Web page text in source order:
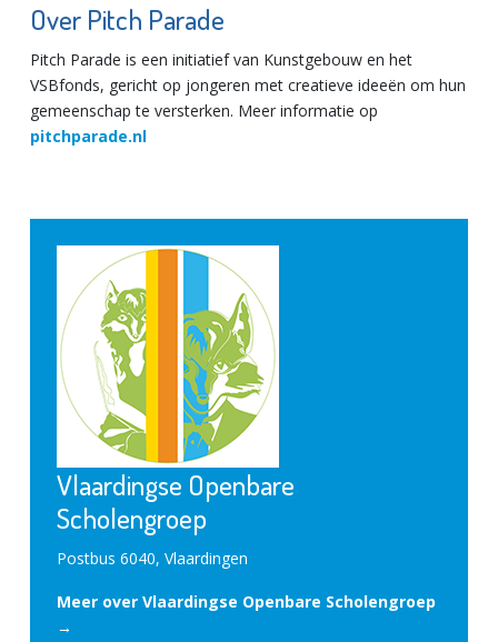
Over Pitch Parade
Pitch Parade is een initiatief van Kunstgebouw en het
VSBfonds, gericht op jongeren met creatieve ideeën om hun
gemeenschap te versterken. Meer informatie op
pitchparade.nl
Vlaardingse Openbare
Scholengroep
Postbus 6040, Vlaardingen
Meer over Vlaardingse Openbare Scholengroep
→